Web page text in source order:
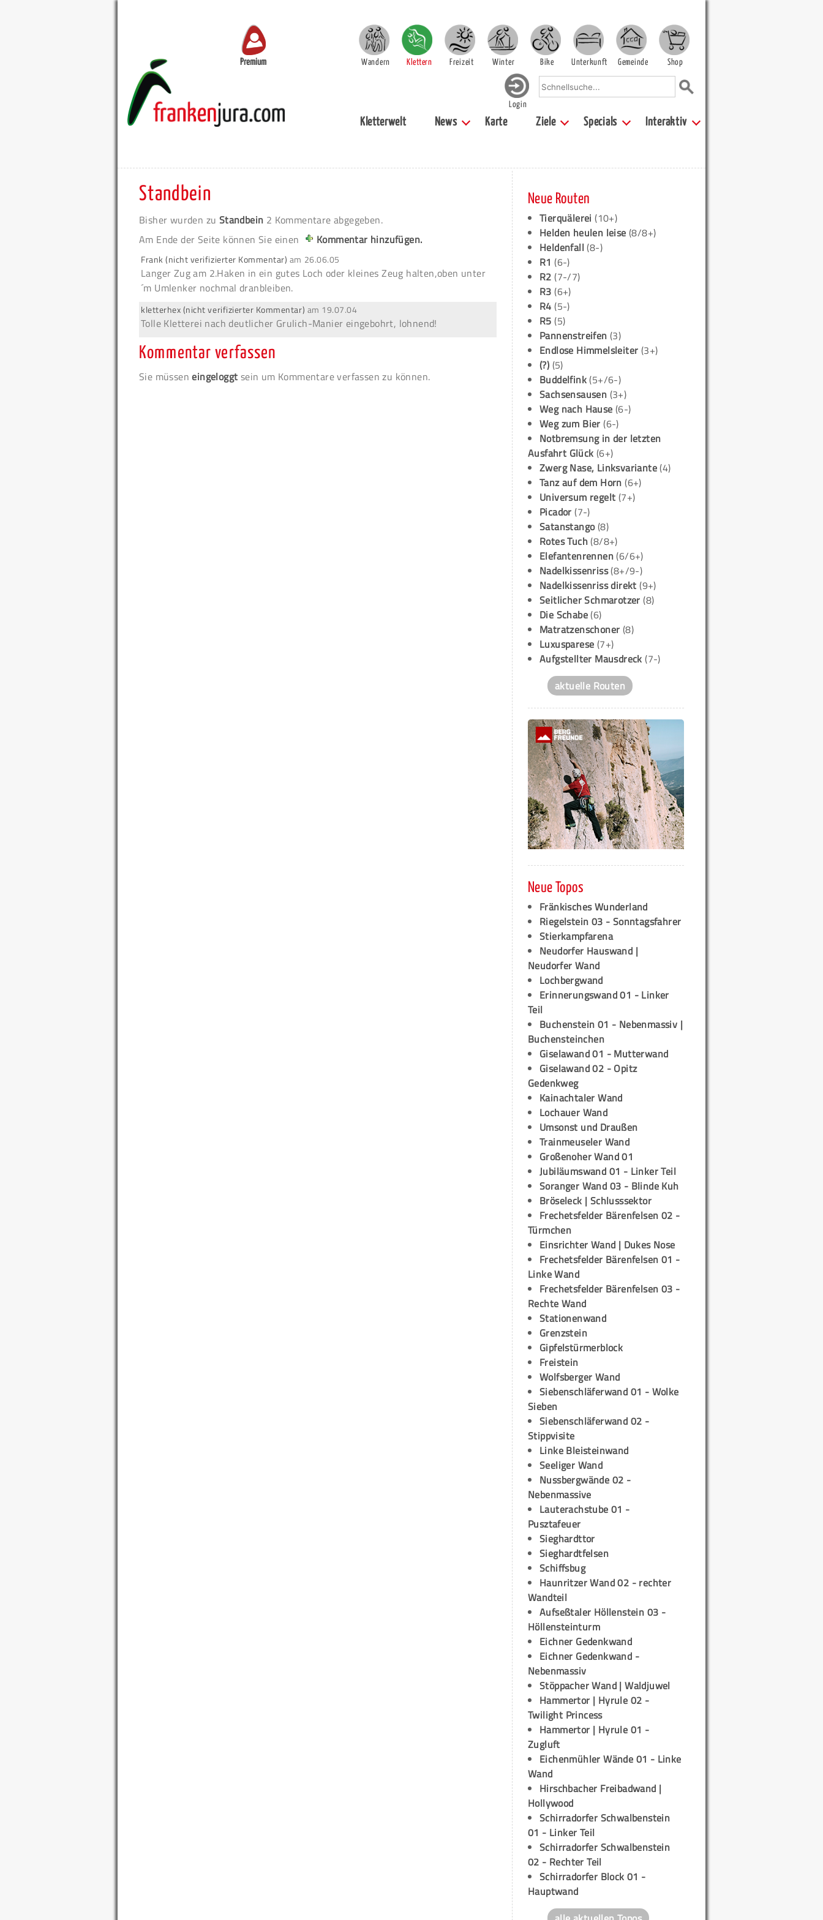
Premium Wandern Klettern Freizeit Winter Bike Unterkunft Gemeinde Shop
Login
Kletterwelt News Karte Ziele Specials Interaktiv
Standbein
Bisher wurden zu Standbein 2 Kommentare abgegeben.
Am Ende der Seite können Sie einen
Kommentar hinzufügen.
Frank (nicht verifizierter Kommentar) am 26.06.05
Langer Zug am 2.Haken in ein gutes Loch oder kleines Zeug halten,oben unter
´m Umlenker nochmal dranbleiben.
kletterhex (nicht verifizierter Kommentar) am 19.07.04
Tolle Kletterei nach deutlicher Grulich-Manier eingebohrt, lohnend!
Kommentar verfassen
Sie müsseneingeloggt sein um Kommentare verfassen zu können.
Neue Routen
Tierquälerei (10+)
Helden heulen leise(8/8+)
Heldenfall(8-)
R1 (6-)
R2 (7-/7)
R3 (6+)
R4 (5-)
R5 (5)
Pannenstreifen (3)
Endlose Himmelsleiter (3+)
(?) (5)
Buddelfink(5+/6-)
Sachsensausen (3+)
Weg nach Hause (6-)
Weg zum Bier (6-)
Notbremsung in der letzten
Ausfahrt Glück (6+)
Zwerg Nase, Linksvariante(4)
Tanz auf dem Horn (6+)
Universum regelt (7+)
Picador (7-)
Satanstango(8)
Rotes Tuch(8/8+)
Elefantenrennen(6/6+)
Nadelkissenriss(8+/9-)
Nadelkissenriss direkt (9+)
Seitlicher Schmarotzer (8)
Die Schabe(6)
Matratzenschoner (8)
Luxusparese (7+)
Aufgstellter Mausdreck (7-)
aktuelle Routen
Neue Topos
Fränkisches Wunderland
Riegelstein 03 - Sonntagsfahrer
Stierkampfarena
Neudorfer Hauswand |
Neudorfer Wand
Lochbergwand
Erinnerungswand 01 - Linker
Teil
Buchenstein 01 - Nebenmassiv |
Buchensteinchen
Giselawand 01 - Mutterwand
Giselawand 02 - Opitz
Gedenkweg
Kainachtaler Wand
Lochauer Wand
Umsonst und Draußen
Trainmeuseler Wand
Großenoher Wand 01
Jubiläumswand 01 - Linker Teil
Soranger Wand 03 - Blinde Kuh
Bröseleck | Schlusssektor
Frechetsfelder Bärenfelsen 02 -
Türmchen
Einsrichter Wand | Dukes Nose
Frechetsfelder Bärenfelsen 01 -
Linke Wand
Frechetsfelder Bärenfelsen 03 -
Rechte Wand
Stationenwand
Grenzstein
Gipfelstürmerblock
Freistein
Wolfsberger Wand
Siebenschläferwand 01 - Wolke
Sieben
Siebenschläferwand 02 -
Stippvisite
Linke Bleisteinwand
Seeliger Wand
Nussbergwände 02 -
Nebenmassive
Lauterachstube 01 -
Pusztafeuer
Sieghardttor
Sieghardtfelsen
Schiffsbug
Haunritzer Wand 02 - rechter
Wandteil
Aufseßtaler Höllenstein 03 -
Höllensteinturm
Eichner Gedenkwand
Eichner Gedenkwand -
Nebenmassiv
Stöppacher Wand | Waldjuwel
Hammertor | Hyrule 02 -
Twilight Princess
Hammertor | Hyrule 01 -
Zugluft
Eichenmühler Wände 01 - Linke
Wand
Hirschbacher Freibadwand |
Hollywood
Schirradorfer Schwalbenstein
01 - Linker Teil
Schirradorfer Schwalbenstein
02 - Rechter Teil
Schirradorfer Block 01 -
Hauptwand